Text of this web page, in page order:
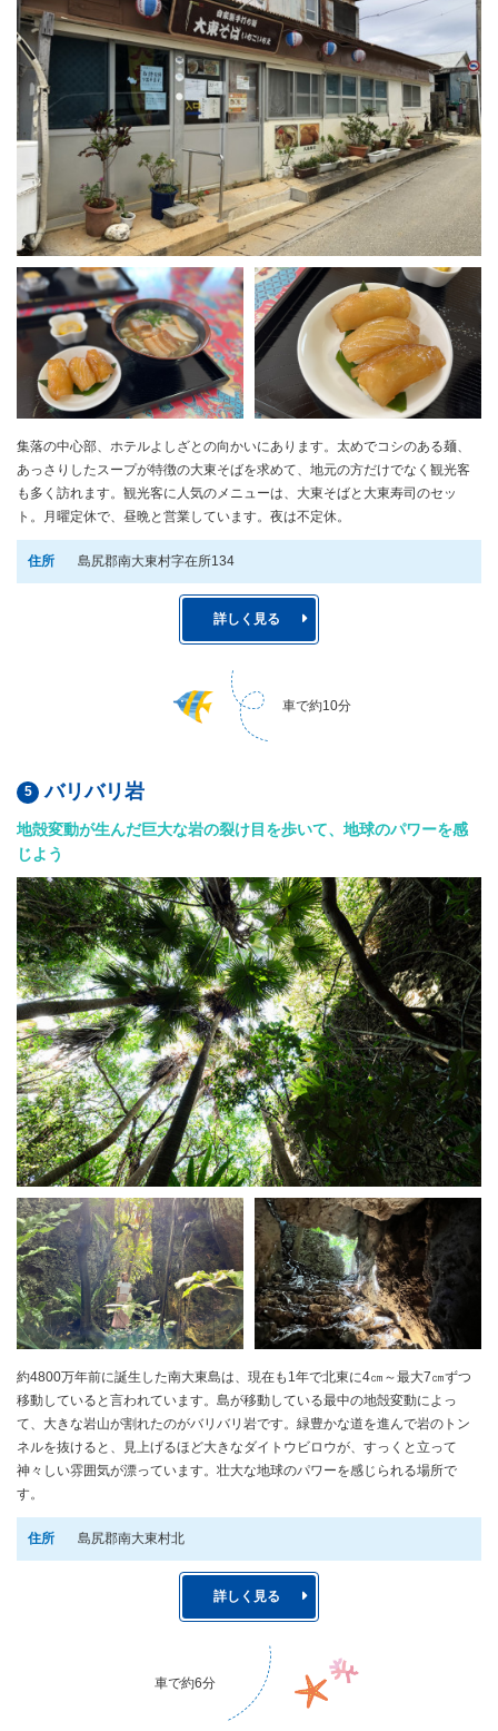
集落の中心部、ホテルよしざとの向かいにあります。太めでコシのある麺、
あっさりしたスープが特徴の大東そばを求めて、地元の方だけでなく観光客
も多く訪れます。観光客に人気のメニューは、大東そばと大東寿司のセッ
ト。月曜定休で、昼晩と営業しています。夜は不定休。
住所 島尻郡南大東村字在所134
詳しく見る
車で約10分
バリバリ岩
地殻変動が生んだ巨大な岩の裂け目を歩いて、地球のパワーを感
じよう
約4800万年前に誕生した南大東島は、現在も1年で北東に4㎝～最大7㎝ずつ
移動していると言われています。島が移動している最中の地殻変動によっ
て、大きな岩山が割れたのがバリバリ岩です。緑豊かな道を進んで岩のトン
ネルを抜けると、見上げるほど大きなダイトウビロウが、すっくと立って
神々しい雰囲気が漂っています。壮大な地球のパワーを感じられる場所で
す。
住所 島尻郡南大東村北
詳しく見る
車で約6分